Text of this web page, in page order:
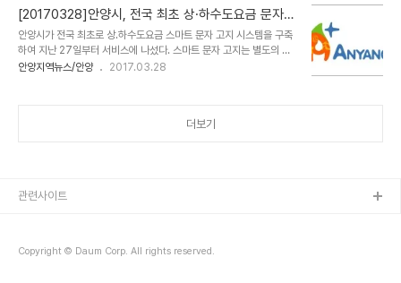
성, 하천 교량하부의 쉼터 조성, 산책로 및 자전..
부터 4월 2일까지 6박 8일 일정으로 뉴델리와 콜카타를 방문 중에
있다. 방문 1일차(3.27)에는 인도의 우수기업 산다하르 그룹을 방문
하여 회장 면담 및 기업시설 탐방과 상호 간 경제교류 및 협력을 위한
MOU를 체결하는 등 우수 기업체 해외판로를 모색하는 발판을 마련
했다. 또한 코트라 뉴델리 무역관을 방문하여 박한수 무역관장과의 간
[20170328]안양시, 전국 최초 상·하수도요금 문자
고지 서비스
안양시가 전국 최초로 상․하수도요금 스마트 문자 고지 시스템을 구축
하여 지난 27일부터 서비스에 나섰다. 스마트 문자 고지는 별도의 앱
설치 없이 문자로 전송되어 스마트폰에서 바로 요금을 확인할 수 있어
(031-8045-2722)로 신청이 가능하며 신청 시 200원의 요금 감
좌 납부, 인터넷납부, AR..
안양지역뉴스/안양 2017.03.28
더보기
Copyright © Daum Corp. All rights reserved.
관련사이트